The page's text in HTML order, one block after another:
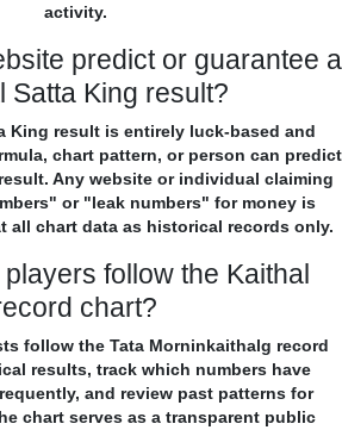
activity.
predict or guarantee a
Satta King result?
King result is entirely luck-based and
chart pattern, or person can predict
Any website or individual claiming
or "leak numbers" for money is
all chart data as historical records only.
follow the Kaithal
chart?
follow the Tata Morninkaithalg record
results, track which numbers have
and review past patterns for
chart serves as a transparent public